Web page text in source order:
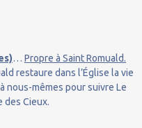
… Propre à Saint Romuald.
restaure dans l’Église la vie
nous-mêmes pour suivre Le
des Cieux.